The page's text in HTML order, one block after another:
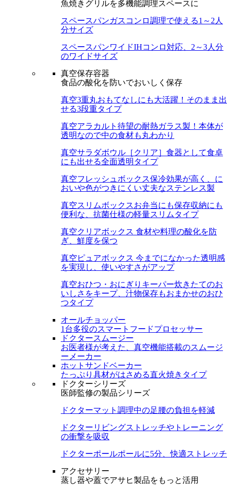
魚焼きグリルを多機能調理スペースに
スペースパンガスコンロ調理で使える1～2人
分サイズ
スペースパンワイドIHコンロ対応、2～3人分
のワイドサイズ
真空保存容器
食品の酸化を防いでおいしく保存
真空3重丸おもてなしにも大活躍！そのまま出
せる3段重タイプ
真空アラカルト 待望の耐熱ガラス製！本体が
透明なので中の食材も丸わかり
真空サラダボウル［クリア］ 食器として食卓
にも出せる全面透明タイプ
真空フレッシュボックス保冷効果が高く、に
おいや色がつきにくい丈夫なステンレス製
真空スリムボックスお弁当にも保存収納にも
便利な、抗菌仕様の軽量スリムタイプ
真空クリアボックス 食材や料理の酸化を防
ぎ、鮮度を保つ
真空ピュアボックス 今までになかった透明感
を実現し、使いやすさがアップ
真空おひつ・おにぎりキーパー炊きたてのお
いしさをキープ、汁物保存もおまかせのおひ
つタイプ
オールチョッパー
1台多役のスマートフードプロセッサー
ドクタースムージー
お医者様が考えた、真空機能搭載のスムージ
ーメーカー
ホットサンドベーカー
たっぷり具材がはさめる直火焼きタイプ
ドクターシリーズ
医師監修の製品シリーズ
ドクターマット 調理中の足腰の負担を軽減
ドクターリビングストレッチやトレーニング
の衝撃を吸収
ドクターポールポールに5分、快適ストレッチ
アクセサリー
蒸し器や蓋でアサヒ製品をもっと活用